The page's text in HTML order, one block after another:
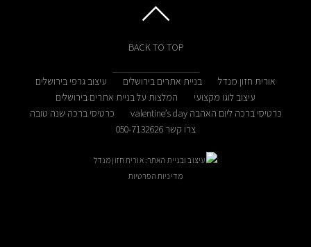
BACK TO TOP
אורית חזון מנדל בניית אתרים בירושלים
עיצוב גרפי בירושלים
עיצוב לוגו מקצועי
המלצות על בניית אתרים בירושלים
כרטיסי ברכה ליום האהבה valentine’s day
כרטיסי ברכה שנה טובה
צרו קשר 050-7132626
עיצוב ובניית האתר: אורית חזון מנדל
מדיניות הפרטיות